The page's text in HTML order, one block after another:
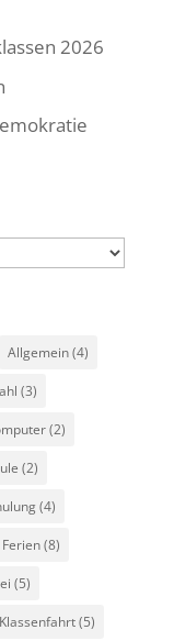
2026
Allgemein(4)
(3)
(2)
(2)
(4)
Ferien(8)
(5)
Klassenfahrt(5)